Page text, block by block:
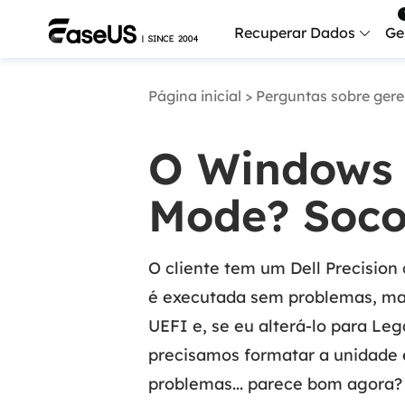
Recuperar Dados
Mais
Página inicial > Perguntas sobre
O
Mode?
O cliente tem um Dell
é executada sem problemas,
UEFI e, se eu alterá-lo para
precisamos formatar a unidade
problemas... parece bom agora?